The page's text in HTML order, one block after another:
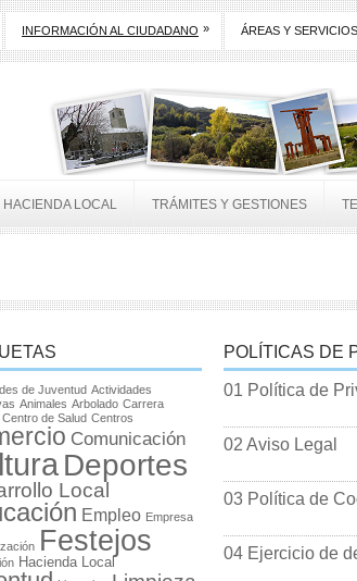
INFORMACIÓN AL CIUDADANO » ÁREAS Y
HACIENDA LOCAL TRÁMITES Y GESTIONES
de Juventud Actividades
Animales Arbolado Carrera
Centro de Salud Centros
Comunicación
Deportes
Local
Empleo Empresa
Festejos
Hacienda Local
POLÍTICAS DE
01 Política de
02 Aviso Legal
03 Política de
04 Ejercicio de